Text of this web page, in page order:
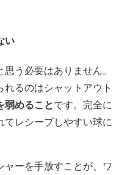
い
う必要はありません。
るのはシャットアウト
弱めることです。完全に
てレシーブしやすい球に
ャーを手放すことが、ワ